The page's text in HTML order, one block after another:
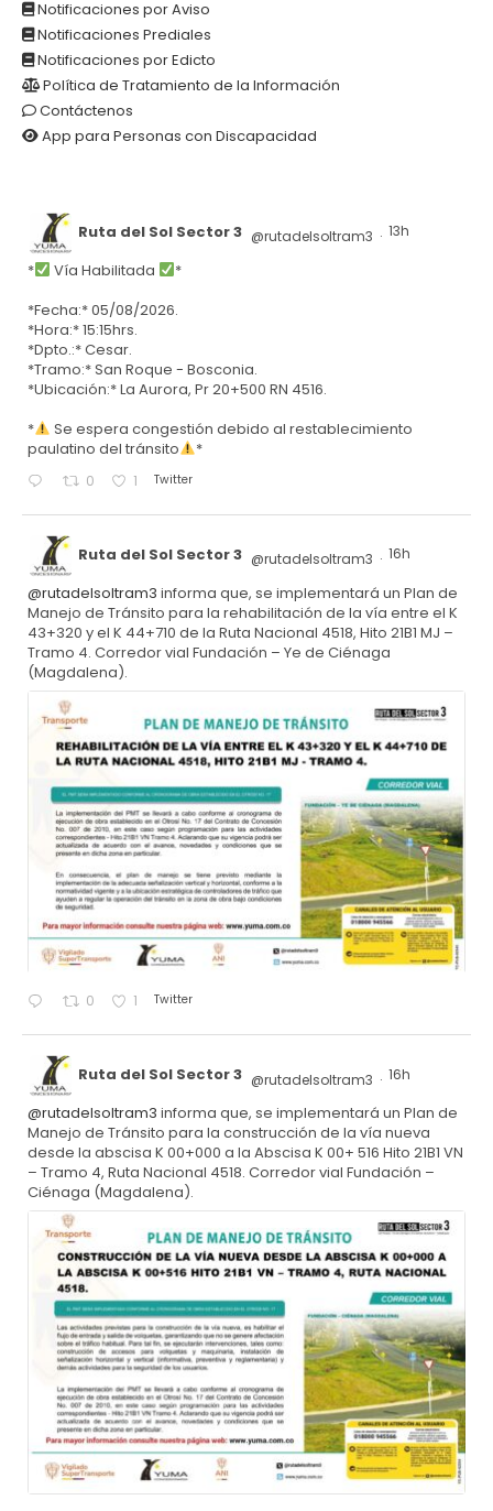
Notificaciones por Aviso
Notificaciones Prediales
Notificaciones por Edicto
Política de Tratamiento de la Información
Contáctenos
App para Personas con Discapacidad
Ruta del Sol Sector 3 @rutadelsoltram3 · 13h
* Vía Habilitada
*
*Fecha:* 05/08/2026.
*Hora:* 15:15hrs.
*Dpto.:* Cesar.
*Tramo:* San Roque - Bosconia.
*Ubicación:* La Aurora, Pr 20+500 RN 4516.
*
Se espera congestión debido al restablecimiento
paulatino del tránsito
*
0 1 Twitter
Ruta del Sol Sector 3 @rutadelsoltram3 · 16h
@rutadelsoltram3 informa que, se implementará un Plan de
Manejo de Tránsito para la rehabilitación de la vía entre el K
43+320 y el K 44+710 de la Ruta Nacional 4518, Hito 21B1 MJ –
Tramo 4. Corredor vial Fundación – Ye de Ciénaga
(Magdalena).
0 1 Twitter
Ruta del Sol Sector 3 @rutadelsoltram3 · 16h
@rutadelsoltram3 informa que, se implementará un Plan de
Manejo de Tránsito para la construcción de la vía nueva
desde la abscisa K 00+000 a la Abscisa K 00+ 516 Hito 21B1 VN
– Tramo 4, Ruta Nacional 4518. Corredor vial Fundación –
Ciénaga (Magdalena).